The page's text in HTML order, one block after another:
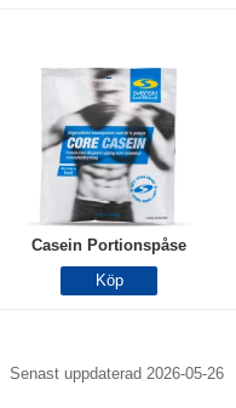
Casein Portionspåse
Senast uppdaterad 2026-05-26